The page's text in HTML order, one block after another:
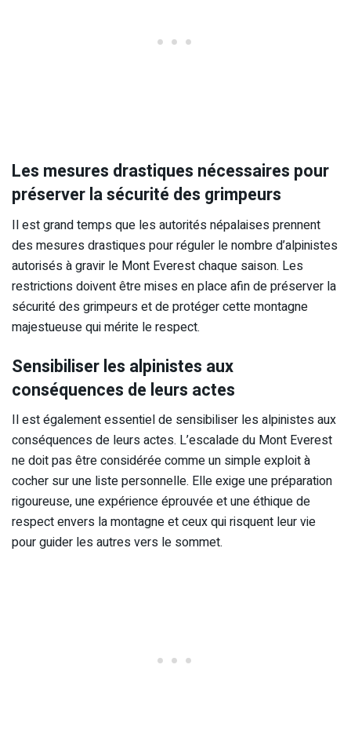
Les mesures drastiques nécessaires pour
préserver la sécurité des grimpeurs
Il est grand temps que les autorités népalaises prennent
des mesures drastiques pour réguler le nombre d’alpinistes
autorisés à gravir le Mont Everest chaque saison. Les
restrictions doivent être mises en place afin de préserver la
sécurité des grimpeurs et de protéger cette montagne
majestueuse qui mérite le respect.
Sensibiliser les alpinistes aux
conséquences de leurs actes
Il est également essentiel de sensibiliser les alpinistes aux
conséquences de leurs actes. L’escalade du Mont Everest
ne doit pas être considérée comme un simple exploit à
cocher sur une liste personnelle. Elle exige une préparation
rigoureuse, une expérience éprouvée et une éthique de
respect envers la montagne et ceux qui risquent leur vie
pour guider les autres vers le sommet.